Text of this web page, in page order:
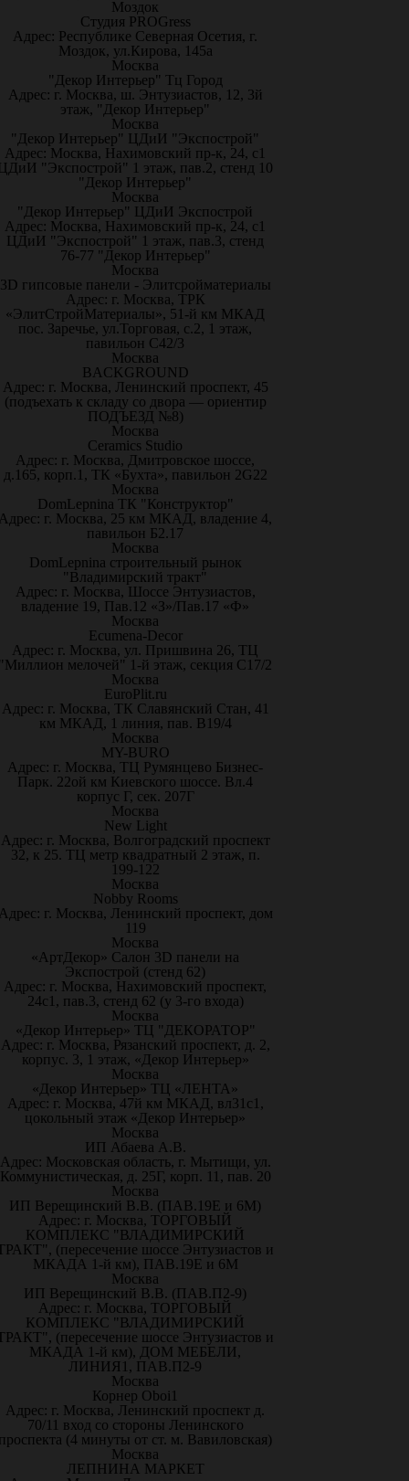
Моздок
Студия PROGress
Адрес: Республике Северная Осетия, г.
Моздок, ул.Кирова, 145а
Москва
"Декор Интерьер" Тц Город
Адрес: г. Москва, ш. Энтузиастов, 12, 3й
этаж, "Декор Интерьер"
Москва
"Декор Интерьер" ЦДиИ "Экспострой"
Адрес: Москва, Нахимовский пр-к, 24, с1
"Экспострой" 1 этаж, пав.2, стенд 10
"Декор Интерьер"
Москва
"Декор Интерьер" ЦДиИ Экспострой
Адрес: Москва, Нахимовский пр-к, 24, с1
ЦДиИ "Экспострой" 1 этаж, пав.3, стенд
76-77 "Декор Интерьер"
Москва
3D гипсовые панели - Элитсройматериалы
Адрес: г. Москва, ТРК
«ЭлитСтройМатериалы», 51-й км МКАД
пос. Заречье, ул.Торговая, с.2, 1 этаж,
павильон С42/3
Москва
BACKGROUND
Адрес: г. Москва, Ленинский проспект, 45
(подъехать к складу со двора — ориентир
ПОДЪЕЗД №8)
Москва
Ceramics Studio
Адрес: г. Москва, Дмитровское шоссе,
д.165, корп.1, ТК «Бухта», павильон 2G22
Москва
DomLepnina ТК "Конструктор"
г. Москва, 25 км МКАД, владение 4,
павильон Б2.17
Москва
DomLepnina строительный рынок
"Владимирский тракт"
Адрес: г. Москва, Шоссе Энтузиастов,
владение 19, Пав.12 «З»/Пав.17 «Ф»
Москва
Ecumena-Decor
Адрес: г. Москва, ул. Пришвина 26, ТЦ
мелочей" 1-й этаж, секция С17/2
Москва
EuroPlit.ru
Адрес: г. Москва, ТК Славянский Стан, 41
км МКАД, 1 линия, пав. В19/4
Москва
MY-BURO
Адрес: г. Москва, ТЦ Румянцево Бизнес-
Парк. 22ой км Киевского шоссе. Вл.4
корпус Г, сек. 207Г
Москва
New Light
Адрес: г. Москва, Волгоградский проспект
32, к 25. ТЦ метр квадратный 2 этаж, п.
199-122
Москва
Nobby Rooms
г. Москва, Ленинский проспект, дом
119
Москва
«АртДекор» Салон 3D панели на
Экспострой (стенд 62)
Адрес: г. Москва, Нахимовский проспект,
24с1, пав.3, стенд 62 (у 3-го входа)
Москва
«Декор Интерьер» ТЦ "ДЕКОРАТОР"
Адрес: г. Москва, Рязанский проспект, д. 2,
корпус. 3, 1 этаж, «Декор Интерьер»
Москва
«Декор Интерьер» ТЦ «ЛЕНТА»
Адрес: г. Москва, 47й км МКАД, вл31с1,
цокольный этаж «Декор Интерьер»
Москва
ИП Абаева А.В.
Адрес: Московская область, г. Мытищи, ул.
Коммунистическая, д. 25Г, корп. 11, пав. 20
Москва
ИП Верещинский В.В. (ПАВ.19Е и 6М)
Адрес: г. Москва, ТОРГОВЫЙ
КОМПЛЕКС "ВЛАДИМИРСКИЙ
(пересечение шоссе Энтузиастов и
МКАДА 1-й км), ПАВ.19Е и 6М
Москва
ИП Верещинский В.В. (ПАВ.П2-9)
Адрес: г. Москва, ТОРГОВЫЙ
КОМПЛЕКС "ВЛАДИМИРСКИЙ
(пересечение шоссе Энтузиастов и
МКАДА 1-й км), ДОМ МЕБЕЛИ,
ЛИНИЯ1, ПАВ.П2-9
Москва
Корнер Oboi1
Адрес: г. Москва, Ленинский проспект д.
70/11 вход со стороны Ленинского
(4 минуты от ст. м. Вавиловская)
Москва
ЛЕПНИНА МАРКЕТ